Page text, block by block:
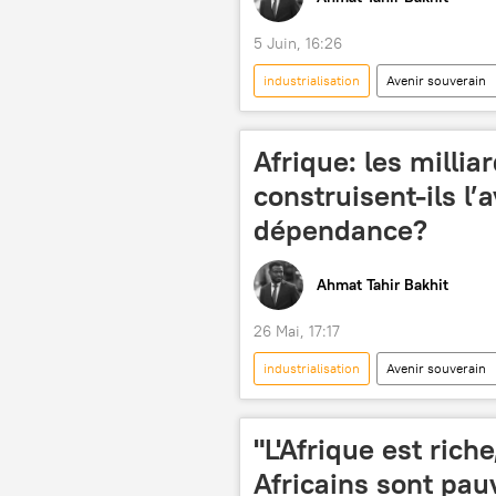
5 Juin, 16:26
industrialisation Avenir souverain
Alliance des États du Sahel (AES)
transformation
souveraineté
Afrique: les
construisent-ils
dépendance?
Ahmat Tahir Bakhit
26 Mai, 17:17
industrialisation Avenir souverain
restructuration d'une dette
matières premières
recettes
"L'Afrique est
Africains sont